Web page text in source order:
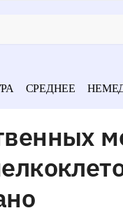
СРЕДНЕЕ